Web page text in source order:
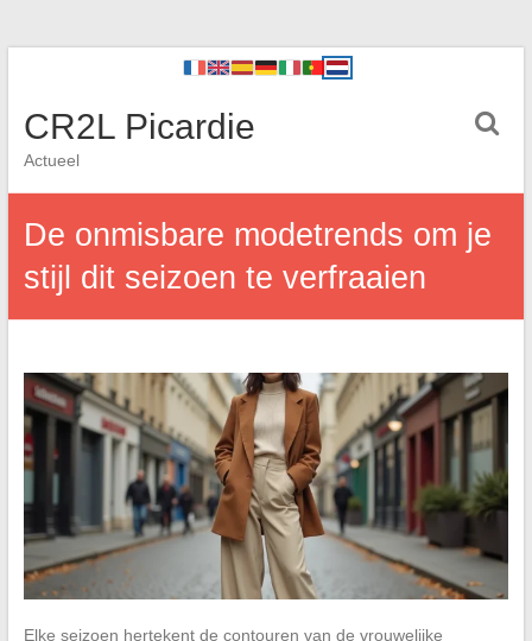
CR2L Picardie
Actueel
De onmisbare modetrends om je
stijl dit seizoen te verfraaien
Elke seizoen hertekent de contouren van de vrouwelijke